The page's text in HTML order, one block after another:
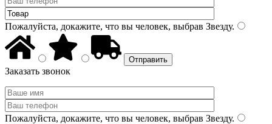
Пожалуйста, докажите, что вы человек, выбрав Звезду.
Заказать звонок
Пожалуйста, докажите, что вы человек, выбрав Звезду.